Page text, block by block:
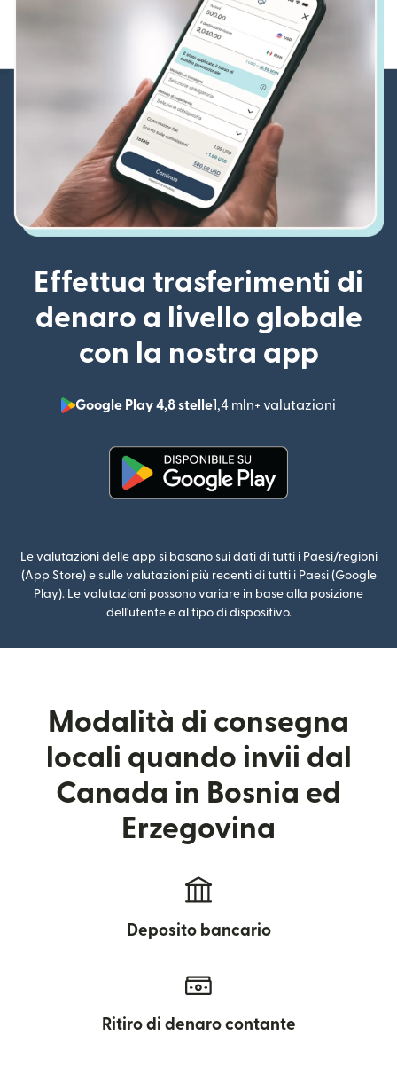
Effettua trasferimenti di
denaro a livello globale
con la nostra app
Google Play 4,8 stelle1,4 mln+ valutazioni
Le valutazioni delle app si basano sui dati di tutti i Paesi/regioni
(App Store) e sulle valutazioni più recenti di tutti i Paesi (Google
Play). Le valutazioni possono variare in base alla posizione
dell'utente e al tipo di dispositivo.
Modalità di consegna
locali quando invii dal
Canada in Bosnia ed
Erzegovina
Deposito bancario
Ritiro di denaro contante